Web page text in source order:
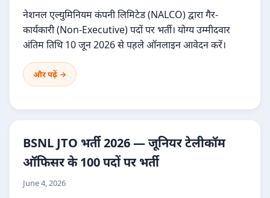
नेशनल एल्युमिनियम कंपनी लिमिटेड (NALCO) द्वारा गैर-
कार्यकारी (Non-Executive) पदों पर भर्ती। योग्य उम्मीदवार
अंतिम तिथि 10 जून 2026 से पहले ऑनलाइन आवेदन करें।
और पढ़ें →
BSNL JTO भर्ती 2026 — जूनियर टेलीकॉम
ऑफिसर के 100 पदों पर भर्ती
June 4, 2026